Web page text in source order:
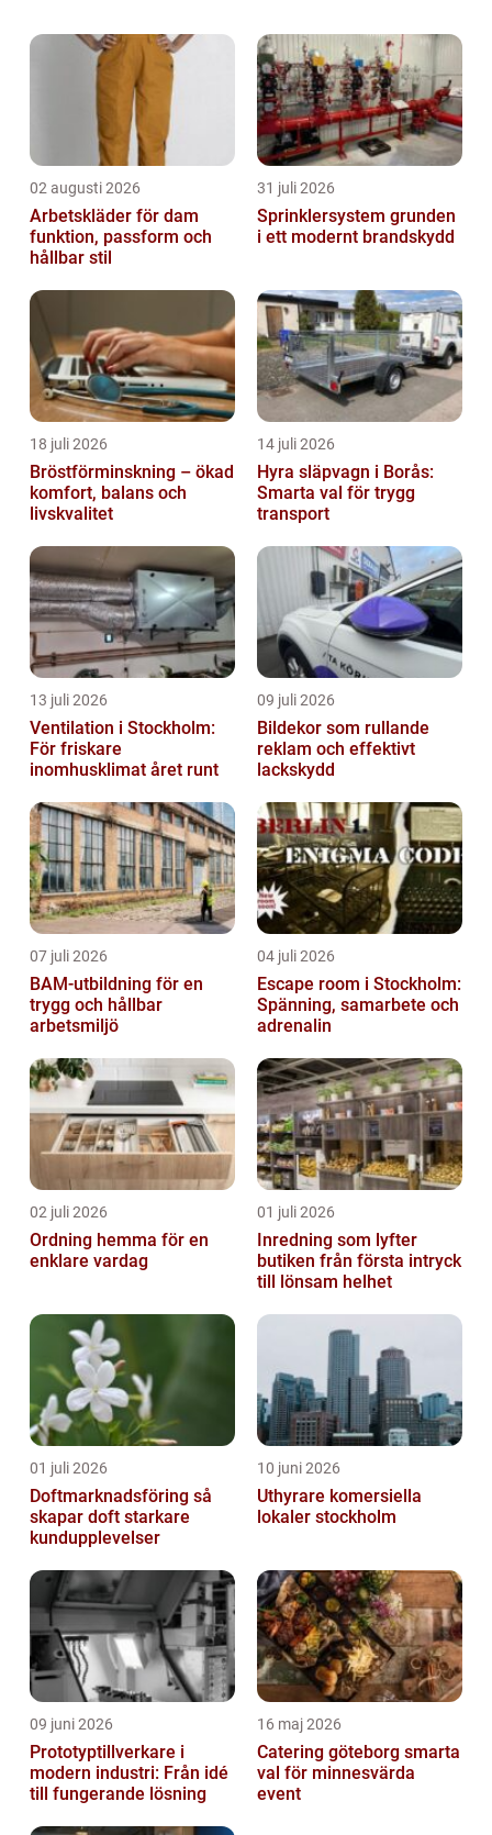
Stockholm ...
02 augusti 2026
Arbetskläder för dam
funktion, passform och
hållbar stil
31 juli 2026
Sprinklersystem grunden
i ett modernt brandskydd
18 juli 2026
Bröstförminskning – ökad
komfort, balans och
livskvalitet
14 juli 2026
Hyra släpvagn i Borås:
Smarta val för trygg
transport
13 juli 2026
Ventilation i Stockholm:
För friskare
inomhusklimat året runt
09 juli 2026
Bildekor som rullande
reklam och effektivt
lackskydd
07 juli 2026
BAM-utbildning för en
trygg och hållbar
arbetsmiljö
04 juli 2026
Escape room i Stockholm:
Spänning, samarbete och
adrenalin
02 juli 2026
Ordning hemma för en
enklare vardag
01 juli 2026
Inredning som lyfter
butiken från första intryck
till lönsam helhet
01 juli 2026
Doftmarknadsföring så
skapar doft starkare
kundupplevelser
10 juni 2026
Uthyrare komersiella
lokaler stockholm
09 juni 2026
Prototyptillverkare i
modern industri: Från idé
till fungerande lösning
16 maj 2026
Catering göteborg smarta
val för minnesvärda
event